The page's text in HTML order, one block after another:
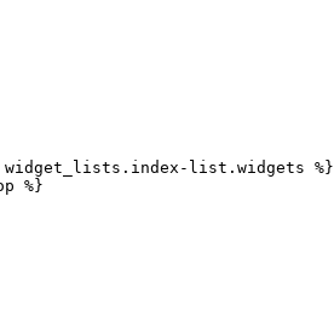
widget_lists.index-list.widgets %}
%}